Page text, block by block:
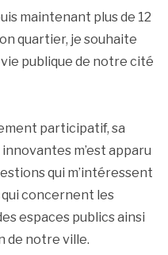
maintenant plus de 12
quartier, je souhaite
publique de notre cité
participatif, sa
m’est apparu
qui m’intéressent
concernent les
espaces publics ainsi
de notre ville.